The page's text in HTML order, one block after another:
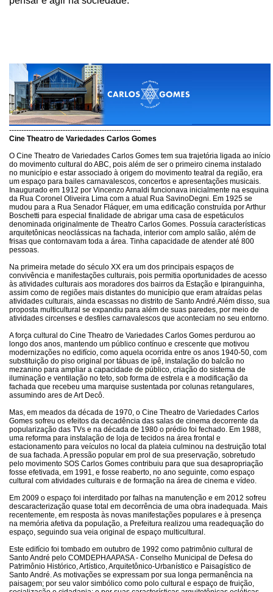
------------------------------------------------------
Cine Theatro de Variedades Carlos Gomes
O Cine Theatro de Variedades Carlos Gomes tem sua trajetória ligada ao início
do movimento cultural do ABC, pois além de ser o primeiro cinema instalado
no município e estar associado à origem do movimento teatral da região, era
um espaço para bailes carnavalescos, concertos e apresentações musicais.
Inaugurado em 1912 por Vincenzo Arnaldi funcionava inicialmente na esquina
da Rua Coronel Oliveira Lima com a atual Rua SavinoDegni. Em 1925 se
mudou para a Rua Senador Fláquer, em uma edificação construída por Arthur
Boschetti para especial finalidade de abrigar uma casa de espetáculos
denominada originalmente de Theatro Carlos Gomes. Possuía características
arquitetônicas neoclássicas na fachada, interior com amplo salão, além de
frisas que contornavam toda a área. Tinha capacidade de atender até 800
pessoas.
Na primeira metade do século XX era um dos principais espaços de
convivência e manifestações culturais, pois permitia oportunidades de acesso
às atividades culturais aos moradores dos bairros da Estação e Ipiranguinha,
assim como de regiões mais distantes do município que eram atraídas pelas
atividades culturais, ainda escassas no distrito de Santo André.Além disso, sua
proposta multicultural se expandiu para além de suas paredes, por meio de
atividades circenses e desfiles carnavalescos que aconteciam no seu entorno.
A força cultural do Cine Theatro de Variedades Carlos Gomes perdurou ao
longo dos anos, mantendo um público contínuo e crescente que motivou
modernizações no edifício, como aquela ocorrida entre os anos 1940-50, com
substituição do piso original por tábuas de ipê, instalação do balcão no
mezanino para ampliar a capacidade de público, criação do sistema de
iluminação e ventilação no teto, sob forma de estrela e a modificação da
fachada que recebeu uma marquise sustentada por colunas retangulares,
assumindo ares de Art Decô.
Mas, em meados da década de 1970, o Cine Theatro de Variedades Carlos
Gomes sofreu os efeitos da decadência das salas de cinema decorrente da
popularização das TVs e na década de 1980 o prédio foi fechado. Em 1988,
uma reforma para instalação de loja de tecidos na área frontal e
estacionamento para veículos no local da plateia culminou na destruição total
de sua fachada. A pressão popular em prol de sua preservação, sobretudo
pelo movimento SOS Carlos Gomes contribuiu para que sua desapropriação
fosse efetivada, em 1991, e fosse reaberto, no ano seguinte, como espaço
cultural com atividades culturais e de formação na área de cinema e vídeo.
Em 2009 o espaço foi interditado por falhas na manutenção e em 2012 sofreu
descaracterização quase total em decorrência de uma obra inadequada. Mais
recentemente, em resposta às novas manifestações populares e à presença
na memória afetiva da população, a Prefeitura realizou uma readequação do
espaço, seguindo sua veia original de espaço multicultural.
Este edifício foi tombado em outubro de 1992 como patrimônio cultural de
Santo André pelo COMDEPHAAPASA - Conselho Municipal de Defesa do
Patrimônio Histórico, Artístico, Arquitetônico-Urbanístico e Paisagístico de
Santo André. As motivações se expressam por sua longa permanência na
paisagem; por seu valor simbólico como polo cultural e espaço de fruição,